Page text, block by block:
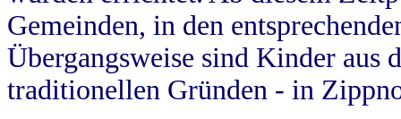
Gemeinden, in den
Übergangsweise sind Kinder aus
traditionellen Gründen - in